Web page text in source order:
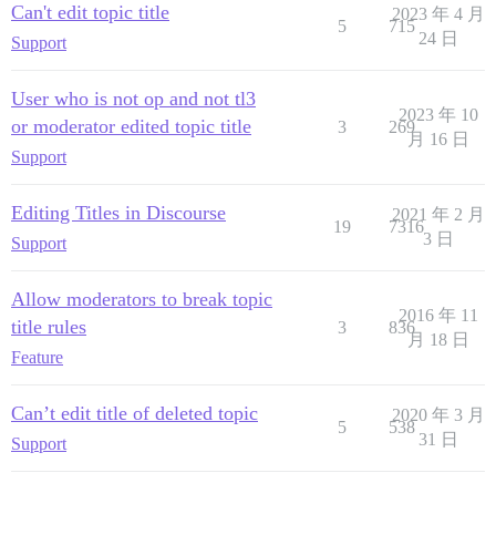
Can't edit topic title
Support
5 715
2023 年 4 月
24 日
User who is not op and not tl3
or moderator edited topic title
Support
3 269
2023 年 10
月 16 日
Editing Titles in Discourse
Support
19 7316
2021 年 2 月
3 日
Allow moderators to break topic
title rules
Feature
3 836
2016 年 11
月 18 日
Can’t edit title of deleted topic
Support
5 538
2020 年 3 月
31 日